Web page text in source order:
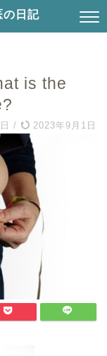
日記
is the
/ 2023年9月1日